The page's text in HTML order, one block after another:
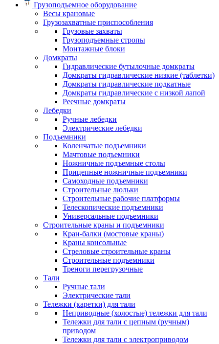
Грузоподъемное оборудование
Весы крановые
Грузозахватные приспособления
Грузовые захваты
Грузоподъемные стропы
Монтажные блоки
Домкраты
Гидравлические бутылочные домкраты
Домкраты гидравлические низкие (таблетки)
Домкраты гидравлические подкатные
Домкраты гидравлические с низкой лапой
Реечные домкраты
Лебедки
Ручные лебедки
Электрические лебедки
Подъемники
Коленчатые подъемники
Мачтовые подъемники
Ножничные подъемные столы
Прицепные ножничные подъемники
Самоходные подъемники
Строительные люльки
Строительные рабочие платформы
Телескопические подъемники
Универсальные подъемники
Строительные краны и подъемники
Кран-балки (мостовые краны)
Краны консольные
Стреловые строительные краны
Строительные подъемники
Треноги перегрузочные
Тали
Ручные тали
Электрические тали
Тележки (каретки) для тали
Неприводные (холостые) тележки для тали
Тележки для тали с цепным (ручным)
приводом
Тележки для тали с электроприводом